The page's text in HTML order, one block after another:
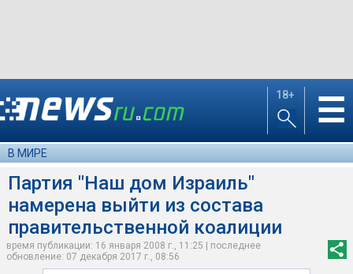
18+ ☰
В МИРЕ
Партия "Наш дом Израиль"
намерена выйти из состава
правительственной коалиции
время публикации: 16 января 2008 г., 11:25 | последнее
обновление: 07 декабря 2017 г., 08:56